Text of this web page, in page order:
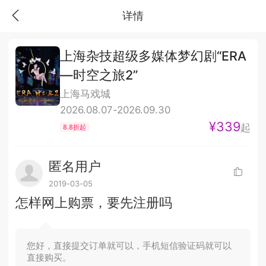
详情
上海杂技超级多媒体梦幻剧“ERA
—时空之旅2”
上海马戏城
2026.08.07-2026.09.30
8.8折起 ¥339起
匿名用户
2019-03-05
怎样网上购票，要先注册吗
您好，直接提交订单就可以，手机短信验证码就可以
直接购买。